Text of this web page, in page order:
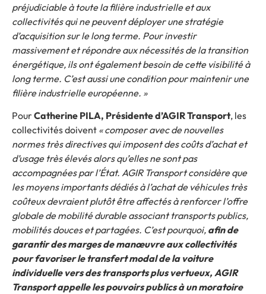
préjudiciable à toute la filière industrielle et aux
collectivités qui ne peuvent déployer une stratégie
d’acquisition sur le long terme. Pour investir
massivement et répondre aux nécessités de la transition
énergétique, ils ont également besoin de cette visibilité à
long terme. C’est aussi une condition pour maintenir une
filière industrielle européenne. »
PourCatherine PILA, Présidente d’AGIR Transport, les
collectivités doivent « composer avec de nouvelles
normes très directives qui imposent des coûts d’achat et
d’usage très élevés alors qu’elles ne sont pas
accompagnées par l’État. AGIR Transport considère que
les moyens importants dédiés à l’achat de véhicules très
coûteux devraient plutôt être affectés à renforcer l’offre
globale de mobilité durable associant transports publics,
mobilités douces et partagées. C’est pourquoi, afin de
garantir des marges de manœuvre aux collectivités
pour favoriser le transfert modal de la voiture
individuelle vers des transports plus vertueux, AGIR
Transport appelle les pouvoirs publics à un moratoire